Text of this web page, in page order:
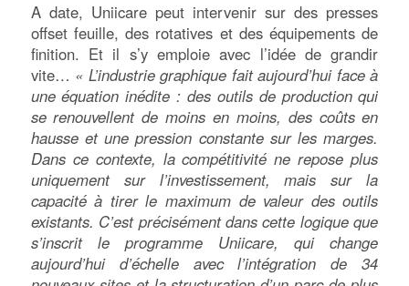
A date, Uniicare peut intervenir sur des presses
offset feuille, des rotatives et des équipements de
finition. Et il s’y emploie avec l’idée de grandir
vite… « L’industrie graphique fait aujourd’hui face à
une équation inédite : des outils de production qui
se renouvellent de moins en moins, des coûts en
hausse et une pression constante sur les marges.
Dans ce contexte, la compétitivité ne repose plus
uniquement sur l’investissement, mais sur la
capacité à tirer le maximum de valeur des outils
existants. C’est précisément dans cette logique que
s’inscrit le programme Uniicare, qui change
aujourd’hui d’échelle avec l’intégration de 34